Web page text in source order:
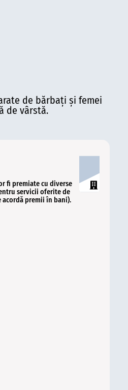
de bărbați și femei
de vârstă.
fi premiate cu diverse
servicii oferite de
premii în bani).